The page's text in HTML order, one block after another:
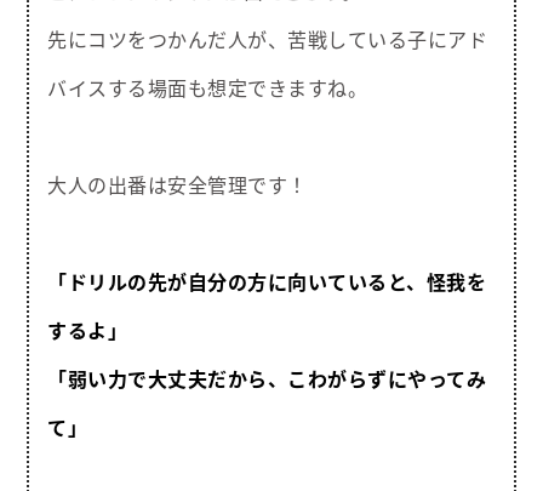
先にコツをつかんだ人が、苦戦している子にアド
バイスする場面も想定できますね。
大人の出番は安全管理です！
「ドリルの先が自分の方に向いていると、怪我を
するよ」
「弱い力で大丈夫だから、こわがらずにやってみ
て」